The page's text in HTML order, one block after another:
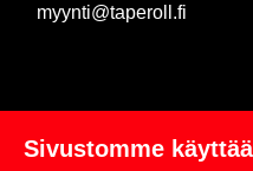
myynti@taperoll.fi
Linkit
Sivustomme